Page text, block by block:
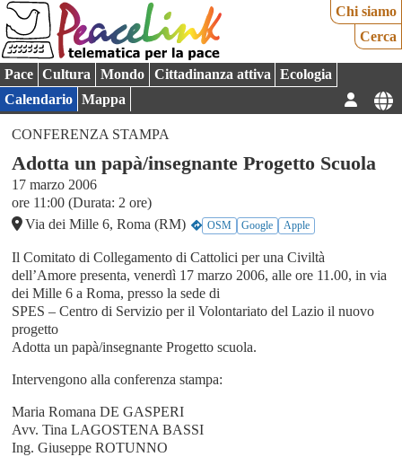
Chi siamo
Cerca
Pace Cultura Mondo Cittadinanza attiva
Ecologia
Calendario
Mappa
CONFERENZA STAMPA
Adotta un papà/insegnante Progetto Scuola
17 marzo 2006
ore 11:00 (Durata: 2 ore)
Via dei Mille 6, Roma (RM)
OSM Google Apple
Il Comitato di Collegamento di Cattolici per una Civiltà
dell’Amore presenta, venerdì 17 marzo 2006, alle ore 11.00, in via
dei Mille 6 a Roma, presso la sede di
SPES – Centro di Servizio per il Volontariato del Lazio il nuovo
progetto
Adotta un papà/insegnante Progetto scuola.
Intervengono alla conferenza stampa:
Maria Romana DE GASPERI
Avv. Tina LAGOSTENA BASSI
Ing. Giuseppe ROTUNNO